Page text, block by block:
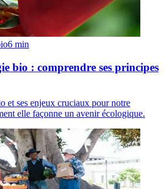
6 min
bio : comprendre ses principes
et ses enjeux cruciaux pour notre
elle façonne un avenir écologique.